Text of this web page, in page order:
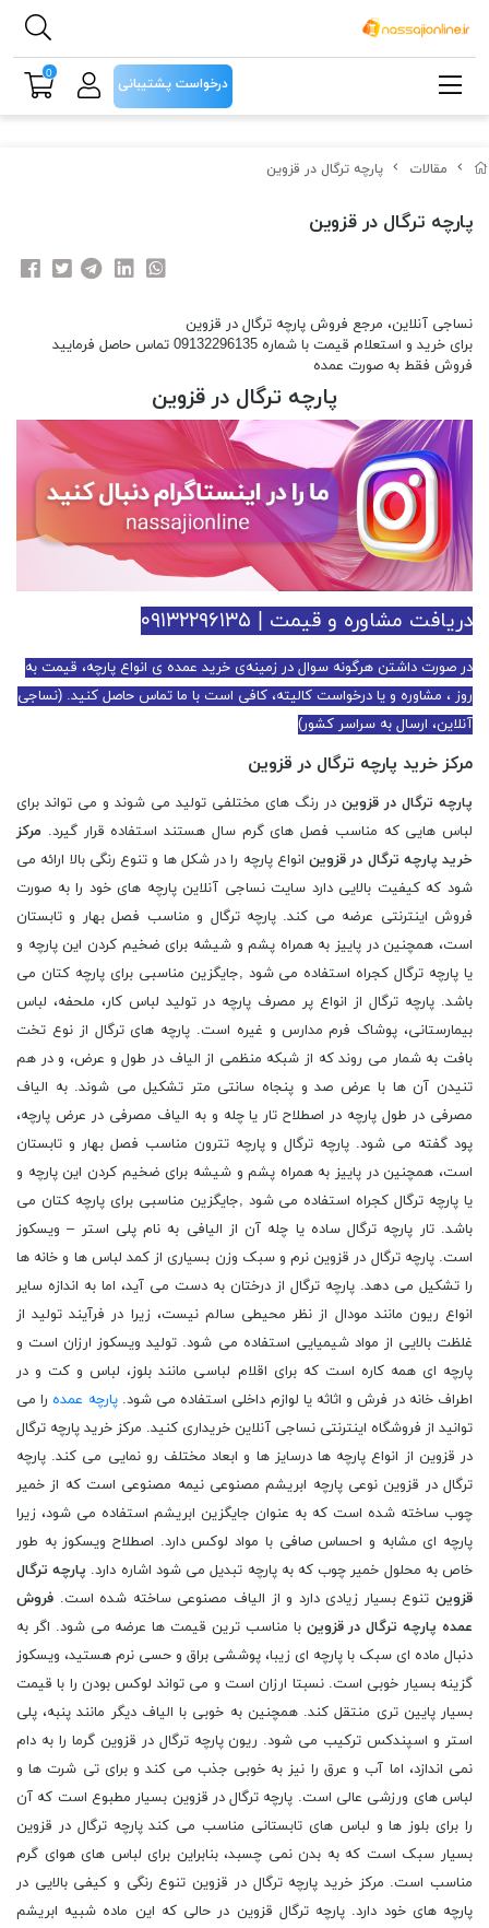
مقالات پارچه ترگال در قزوین
پارچه ترگال در قزوین
نساجی آنلاین، مرجع فروش پارچه ترگال در قزوین
برای خرید و استعلام قیمت با شماره 09132296135 تماس حاصل فرمایید
فروش فقط به صورت عمده
پارچه ترگال در قزوین
دریافت مشاوره و قیمت | ۰۹۱۳۲۲۹۶۱۳۵
در صورت داشتن هرگونه سوال در زمینه‌ی خرید عمده ی انواع پارچه، قیمت به
روز ، مشاوره و یا درخواست کالیته، کافی است با ما تماس حاصل کنید. (نساجی
آنلاین، ارسال به سراسر کشور)
مرکز خرید پارچه ترگال در قزوین
پارچه ترگال در قزوین در رنگ های مختلفی تولید می شوند و می تواند برای
لباس هایی که مناسب فصل های گرم سال هستند استفاده قرار گیرد. مرکز
خرید پارچه ترگال در قزوین انواع پارچه را در شکل ها و تنوع رنگی بالا ارائه می
شود که کیفیت بالایی دارد سایت نساجی آنلاین پارچه های خود را به صورت
فروش اینترنتی عرضه می کند. پارچه ترگال و مناسب فصل بهار و تابستان
است، همچنین در پاییز به همراه پشم و شیشه برای ضخیم کردن این پارچه و
یا پارچه ترگال کجراه استفاده می شود ,جایگزین مناسبی برای پارچه کتان می
باشد. پارچه ترگال از انواع پر مصرف پارچه در تولید لباس کار، ملحفه، لباس
بیمارستانی، پوشاک فرم مدارس و غیره است. پارچه های ترگال از نوع تخت
بافت به شمار می روند که از شبکه منظمی از الیاف در طول و عرض، و در هم
تنیدن آن ها با عرض صد و پنجاه سانتی متر تشکیل می شوند. به الیاف
مصرفی در طول پارچه در اصطلاح تار یا چله و به الیاف مصرفی در عرض پارچه،
پود گفته می شود. پارچه ترگال و پارچه تترون مناسب فصل بهار و تابستان
است، همچنین در پاییز به همراه پشم و شیشه برای ضخیم کردن این پارچه و
یا پارچه ترگال کجراه استفاده می شود ,جایگزین مناسبی برای پارچه کتان می
باشد.تار پارچه ترگال ساده یا چله آن از الیافی به نام پلی استر– ویسکوز
است. پارچه ترگال در قزوین نرم و سبک وزن بسیاری از کمد لباس ها و خانه ها
را تشکیل می دهد. پارچه ترگال از درختان به دست می آید، اما به اندازه سایر
انواع ریون مانند مودال از نظر محیطی سالم نیست، زیرا در فرآیند تولید از
غلظت بالایی از مواد شیمیایی استفاده می شود. تولید ویسکوز ارزان است و
پارچه ای همه کاره است که برای اقلام لباسی مانند بلوز، لباس و کت و در
اطراف خانه در فرش و اثاثه یا لوازم داخلی استفاده می شود.پارچه عمده را می
توانید از فروشگاه اینترنتی نساجی آنلاین خریداری کنید. مرکز خرید پارچه ترگال
در قزوین از انواع پارچه ها درسایز ها و ابعاد مختلف رو نمایی می کند. پارچه
ترگال در قزوین نوعی پارچه ابریشم مصنوعی نیمه مصنوعی است که از خمیر
چوب ساخته شده است که به عنوان جایگزین ابریشم استفاده می شود، زیرا
پارچه ای مشابه و احساس صافی با مواد لوکس دارد. اصطلاح ویسکوز به طور
خاص به محلول خمیر چوب که به پارچه تبدیل می شود اشاره دارد. پارچه ترگال
قزوین تنوع بسیار زیادی دارد و از الیاف مصنوعی ساخته شده است. فروش
عمده پارچه ترگال در قزوین با مناسب ترین قیمت ها عرضه می شود. اگر به
دنبال ماده ای سبک با پارچه ای زیبا، پوششی براق و حسی نرم هستید، ویسکوز
گزینه بسیار خوبی است. نسبتا ارزان است و می تواند لوکس بودن را با قیمت
بسیار پایین تری منتقل کند. همچنین به خوبی با الیاف دیگر مانند پنبه، پلی
استر و اسپندکس ترکیب می شود. ریون پارچه ترگال در قزوین گرما را به دام
نمی اندازد، اما آب و عرق را نیز به خوبی جذب می کند و برای تی شرت ها و
لباس های ورزشی عالی است. پارچه ترگال در قزوین بسیار مطبوع است که آن
را برای بلوز ها و لباس های تابستانی مناسب می کند پارچه ترگال در قزوین
بسیار سبک است که به بدن نمی چسبد، بنابراین برای لباس های هوای گرم
مناسب است. مرکز خرید پارچه ترگال در قزوین تنوع رنگی و کیفی بالایی در
پارچه های خود دارد. پارچه ترگال قزوین در حالی که این ماده شبیه ابریشم
درخواست پشتیبانی
0